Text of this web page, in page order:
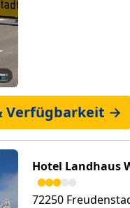
Verfügbarkeit →
Hotel Landhaus
72250